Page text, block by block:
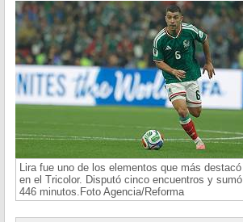
Lira fue uno de los elementos que más destacó
en el Tricolor. Disputó cinco encuentros y sumó
446 minutos.Foto Agencia/Reforma